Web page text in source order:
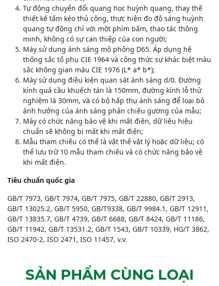
Tự động chuyển đổi quang học huỳnh quang, thay thế
thiết kế tấm kéo thủ công, thực hiện đo độ sáng huỳnh
quang tự động chỉ với một phím bấm, thao tác thông
minh, không có sự can thiệp của con người;
Máy sử dụng ánh sáng mô phỏng D65. Áp dụng hệ
thống sắc tố phụ CIE 1964 và công thức sự khác biệt màu
sắc không gian màu CIE 1976 (L* a* b*);
Máy sử dụng điều kiện quan sát ánh sáng d/0. Đường
kính quả cầu khuếch tán là 150mm, đường kính lỗ thử
nghiệm là 30mm, và có bộ hấp thụ ánh sáng để loại bỏ
ảnh hưởng của ánh sáng phản chiếu gương của mẫu;
Máy có chức năng bảo vệ khi mất điện, dữ liệu hiệu
chuẩn sẽ không bị mất khi mất điện;
Mẫu tham chiếu có thể là vật thể vật lý hoặc dữ liệu; có
thể lưu trữ 10 mẫu tham chiếu và có chức năng bảo vệ
khi mất điện.
Tiêu chuẩn quốc gia
GB/T 7973, GB/T 7974, GB/T 7975, GB/T 22880, GB/T 2913,
GB/T 13025.2, GB/T 5950, GB/T9338, GB/T 9984.1, GB/T 12911,
GB/T 13835.7, GB/T 4739, GB/T 6688, GB/T 8424, GB/T 11186,
GB/T 11942, GB/T 13531.2, GB/T 1543, GB/T 10339, HG/T 3862,
ISO 2470-2, ISO 2471, ISO 11457, v.v.
SẢN PHẨM CÙNG LOẠI